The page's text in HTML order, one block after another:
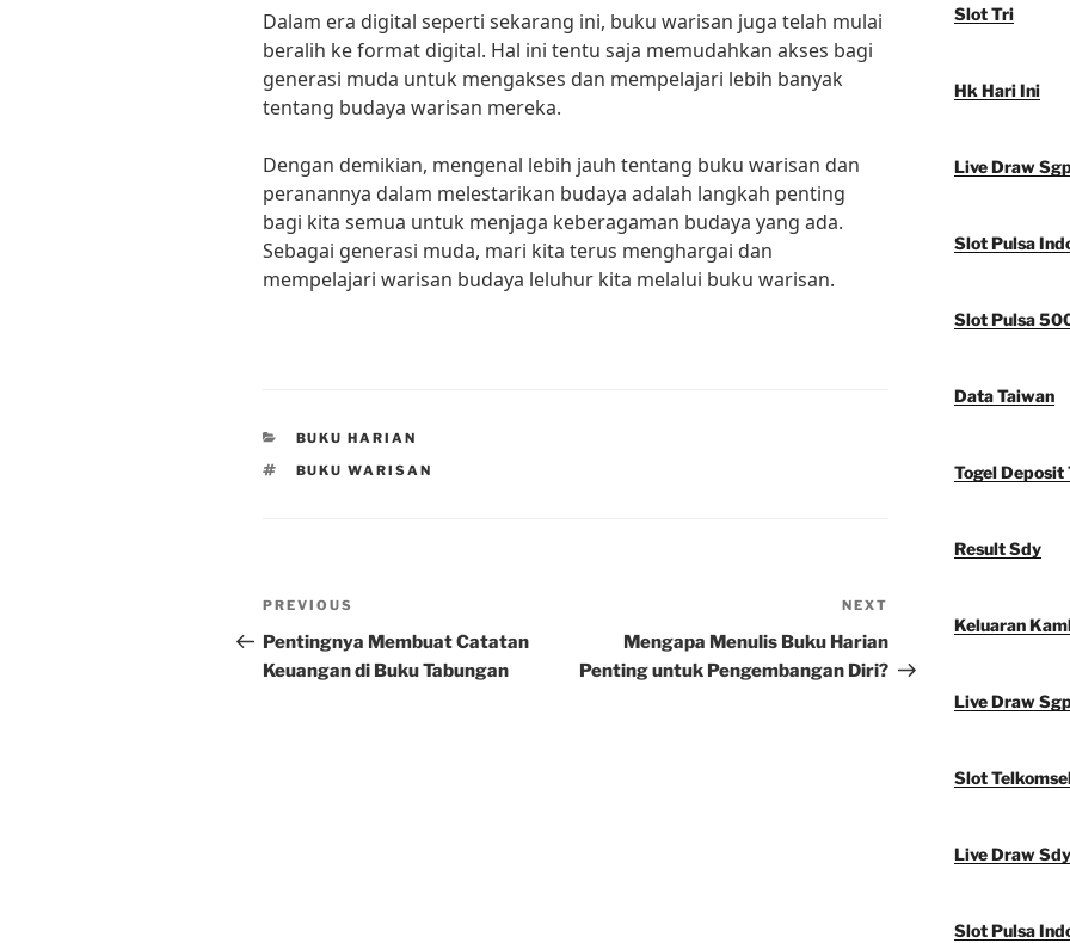
Dalam era digital seperti sekarang ini, buku warisan juga telah mulai
beralih ke format digital. Hal ini tentu saja memudahkan akses bagi
generasi muda untuk mengakses dan mempelajari lebih banyak
tentang budaya warisan mereka.
Dengan demikian, mengenal lebih jauh tentang buku warisan dan
peranannya dalam melestarikan budaya adalah langkah penting
bagi kita semua untuk menjaga keberagaman budaya yang ada.
Sebagai generasi muda, mari kita terus menghargai dan
mempelajari warisan budaya leluhur kita melalui buku warisan.
CATEGORIES
BUKU HARIAN
TAGS
BUKU WARISAN
Post
navigation
Previous
Post
PREVIOUS
Pentingnya Membuat Catatan
Keuangan di Buku Tabungan
Post
NEXT
Mengapa Menulis Buku Harian
Penting untuk Pengembangan Diri?
Slot Tri
Hk Hari Ini
Live Draw
Slot Pulsa
Slot Pulsa
Data Taiwan
Togel Deposit
Result Sdy
Keluaran
Live Draw
Slot
Live Draw Sdy
Slot Pulsa